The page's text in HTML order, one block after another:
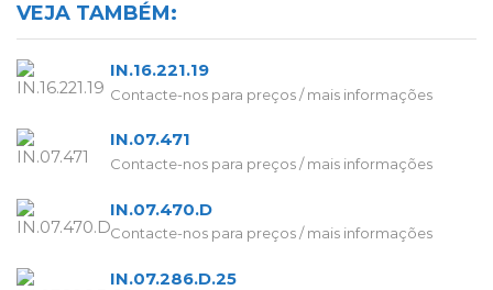
VEJA TAMBÉM:
IN.16.221.19
Contacte-nos para preços / mais informações
IN.07.471
Contacte-nos para preços / mais informações
IN.07.470.D
Contacte-nos para preços / mais informações
IN.07.286.D.25